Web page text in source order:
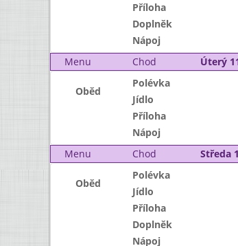
Příloha
Doplněk
Nápoj
Menu
Chod Úterý
Oběd
Polévka
Jídlo
Příloha
Nápoj
Menu
Chod Středa
Oběd
Polévka
Jídlo
Příloha
Doplněk
Nápoj